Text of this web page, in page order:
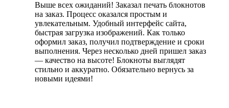
Выше всех ожиданий! Заказал печать блокнотов
на заказ. Процесс оказался простым и
увлекательным. Удобный интерфейс сайта,
быстрая загрузка изображений. Как только
оформил заказ, получил подтверждение и сроки
выполнения. Через несколько дней пришел заказ
— качество на высоте! Блокноты выглядят
стильно и аккуратно. Обязательно вернусь за
новыми идеями!